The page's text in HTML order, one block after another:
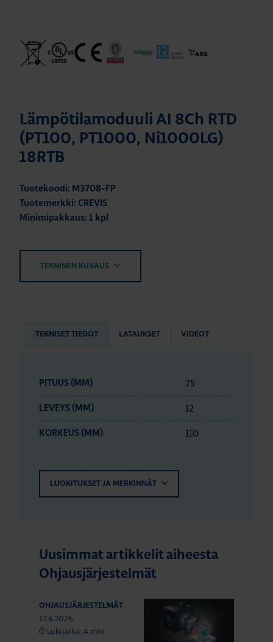
Lämpötilamoduuli AI 8Ch RTD
(PT100, PT1000, Ni1000LG)
18RTB
Tuotekoodi: M3708-FP
Tuotemerkki: CREVIS
Minimipakkaus: 1 kpl
TEKNINEN KUVAUS
TEKNISET TIEDOT LATAUKSET VIDEOT
PITUUS (MM) 75
LEVEYS (MM) 12
KORKEUS (MM) 110
LUOKITUKSET JA MERKINNÄT
Uusimmat artikkelit aiheesta
Ohjausjärjestelmät
OHJAUSJÄRJESTELMÄT
12.6.2026
Lukuaika: 4 min